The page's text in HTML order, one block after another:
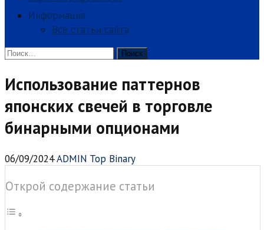
Информация
Все статьи сайта
Найти:
Использование паттернов
японских свечей в торговле
бинарными опционами
06/09/2024ADMIN Top Binary
Открой содержание статьи